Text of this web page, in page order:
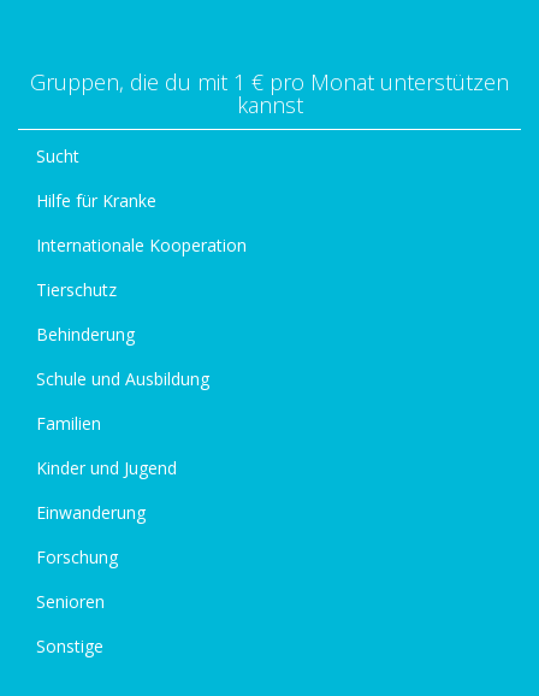
Gruppen, die du mit 1 € pro Monat unterstützen
kannst
Sucht
Hilfe für Kranke
Internationale Kooperation
Tierschutz
Behinderung
Schule und Ausbildung
Familien
Kinder und Jugend
Einwanderung
Forschung
Senioren
Sonstige